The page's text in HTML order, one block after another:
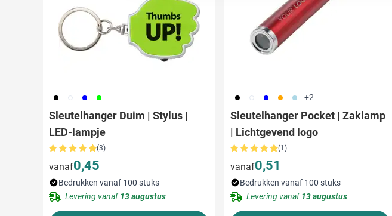
001 002 005 019
Sleutelhanger Duim | Stylus |
LED-lampje
(3)
vanaf0,45
Bedrukken vanaf 100 stuks
Levering vanaf13 augustus
001 002 005 007 018 +2
Sleutelhanger Pocket | Zaklamp
| Lichtgevend logo
(1)
vanaf0,51
Bedrukken vanaf 100 stuks
Levering vanaf13 augustus